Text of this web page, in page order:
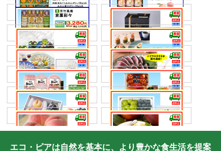
エコ・ピアは自然を基本に、より豊かな食生活を提案